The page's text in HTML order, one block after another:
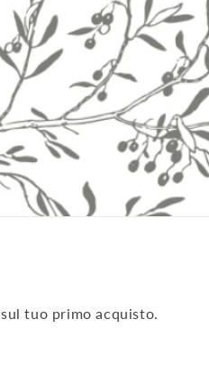
sul tuo primo acquisto.